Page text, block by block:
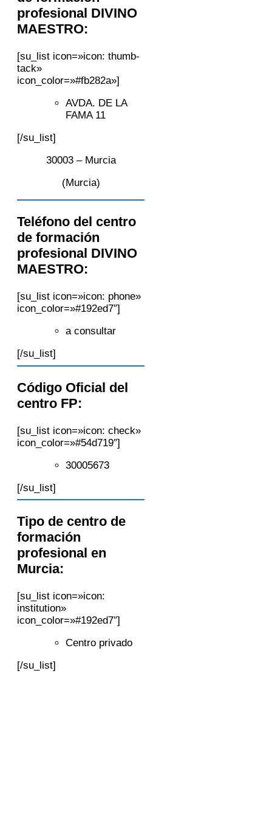
profesional DIVINO
MAESTRO:
[su_list icon=»icon: thumb-
tack»
icon_color=»#fb282a»]
AVDA. DE LA
FAMA 11
[/su_list]
30003 – Murcia
(Murcia)
Teléfono del centro
de formación
profesional DIVINO
MAESTRO:
[su_list icon=»icon: phone»
icon_color=»#192ed7″]
a consultar
[/su_list]
Código Oficial del
centro FP:
[su_list icon=»icon: check»
icon_color=»#54d719″]
30005673
[/su_list]
Tipo de centro de
formación
profesional en
Murcia:
[su_list icon=»icon:
institution»
icon_color=»#192ed7″]
Centro privado
[/su_list]